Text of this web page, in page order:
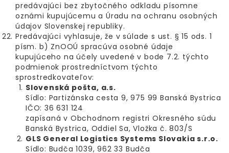
predávajúci bez zbytočného odkladu písomne
oznámi kupujúcemu a Úradu na ochranu osobných
údajov Slovenskej republiky.
Predávajúci vyhlasuje, že v súlade s ust. § 15 ods. 1
písm. b) ZnOOÚ spracúva osobné údaje
kupujúceho na účely uvedené v bode 7.2. týchto
podmienok prostredníctvom týchto
sprostredkovateľov:
Slovenská pošta, a.s.
Sídlo: Partizánska cesta 9, 975 99 Banská Bystrica
IČO: 36 631 124
zapísaná v Obchodnom registri Okresného súdu
Banská Bystrica, Oddiel Sa, Vložka č. 803/S
GLS General Logistics Systems Slovakia s.r.o.
Sídlo: Budča 1039, 962 33 Budča